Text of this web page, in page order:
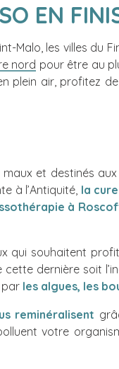
EN
Malo, les villes du
nord pour être au
plein air, profitez
et destinés
à l’Antiquité, la
à
qui souhaitent
dernière soit
par les algues, les
reminéralisent
votre